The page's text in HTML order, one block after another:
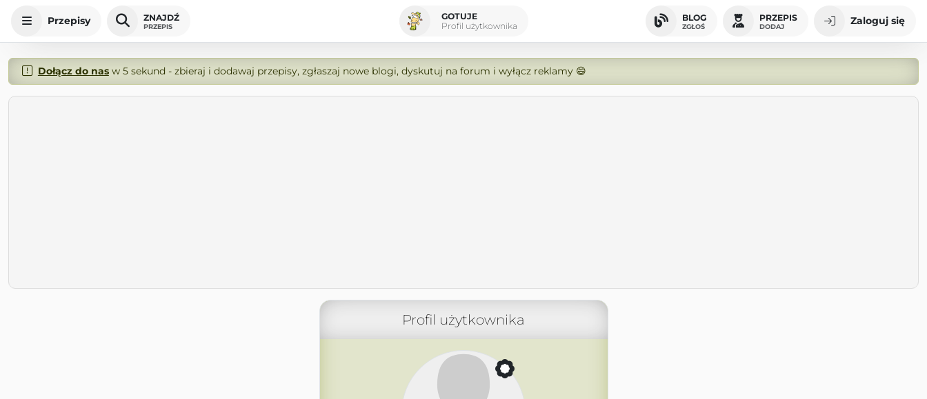
Przepisy ZNAJDŹ
PRZEPIS
GOTUJE
Profil użytkownika
BLOG
ZGŁOŚ
PRZEPIS
DODAJ Zaloguj się
Dołącz do nasw 5 sekund - zbieraj i dodawaj przepisy, zgłaszaj nowe blogi, dyskutuj na forum i wyłącz reklamy 😄
Profil użytkownika